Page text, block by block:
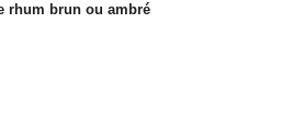
rhum brun ou ambré